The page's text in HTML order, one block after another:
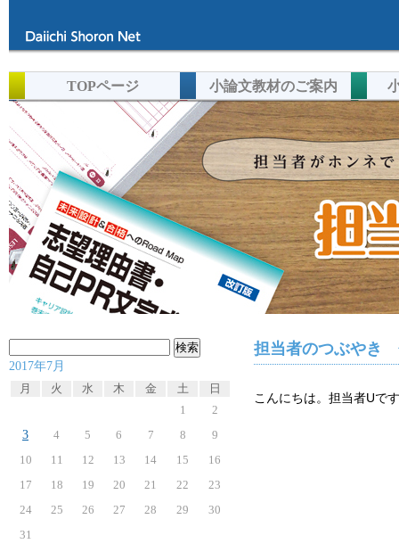
TOPページ 小論文教材のご案内
索:
2017年7月
月
火 水 木 金 土 日
1
2
3
4 5 6 7 8
9
10
11 12 13 14 15
16
17
18 19 20 21 22
23
24
25 26 27 28 29
30
31
担当者のつぶやき
こんにちは。担当者Uで